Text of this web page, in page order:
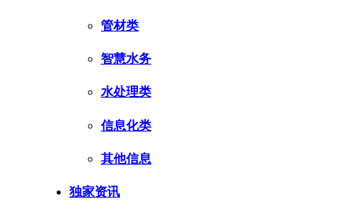
管材类
智慧水务
水处理类
信息化类
其他信息
独家资讯